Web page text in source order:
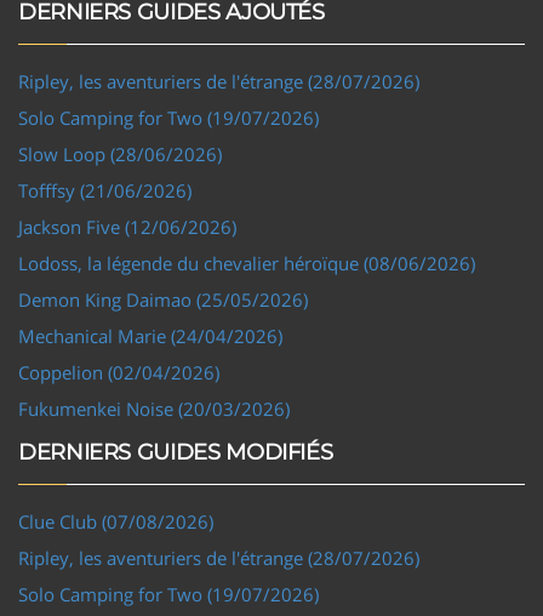
DERNIERS GUIDES AJOUTÉS
Ripley, les aventuriers de l'étrange (28/07/2026)
Solo Camping for Two (19/07/2026)
Slow Loop (28/06/2026)
Tofffsy (21/06/2026)
Jackson Five (12/06/2026)
Lodoss, la légende du chevalier héroïque (08/06/2026)
Demon King Daimao (25/05/2026)
Mechanical Marie (24/04/2026)
Coppelion (02/04/2026)
Fukumenkei Noise (20/03/2026)
DERNIERS GUIDES MODIFIÉS
Clue Club (07/08/2026)
Ripley, les aventuriers de l'étrange (28/07/2026)
Solo Camping for Two (19/07/2026)